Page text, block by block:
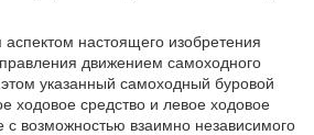
аспектом настоящего изобретения
движением самоходного
этом указанный самоходный буровой
ходовое средство и левое ходовое
возможностью взаимно независимого